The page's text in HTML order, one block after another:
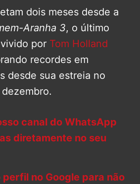
dois meses desde a
Aranha 3, o último
por Tom Holland
recordes em
desde sua estreia no
canal do WhatsApp
diretamente no seu
perfil no Google para não